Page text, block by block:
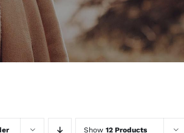
Show 12 Products